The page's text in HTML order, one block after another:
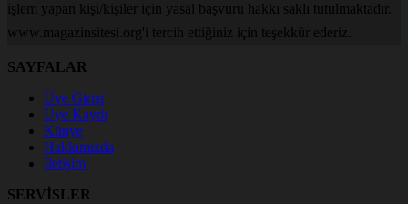
işlem yapan kişi/kişiler için yasal başvuru hakkı saklı tutulmaktadır.
www.magazinsitesi.org'i tercih ettiğiniz için teşekkür ederiz.
SAYFALAR
Üye Girişi
Üye Kaydı
Künye
Hakkımızda
İletişim
SERVİSLER